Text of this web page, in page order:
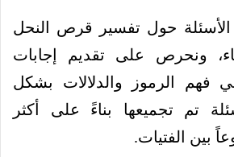
الأسئلة حول تفسير قرص النحل
ونحرص على تقديم إجابات
فهم الرموز والدلالات بشكل
تم تجميعها بناءً على أكثر
بين الفتيات.